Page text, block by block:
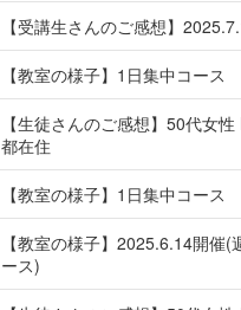
【受講生さんのご感想】
【教室の様子】1日集中コース
【生徒さんのご感想】50代女
都在住
【教室の様子】1日集中コース
【教室の様子】2025.6.14開催(
ース)